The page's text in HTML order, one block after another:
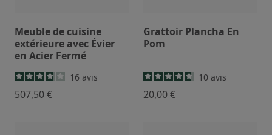
Meuble de cuisine
extérieure avec Évier
en Acier Fermé
16 avis
507,50 €
Grattoir Plancha En
Pom
10 avis
20,00 €